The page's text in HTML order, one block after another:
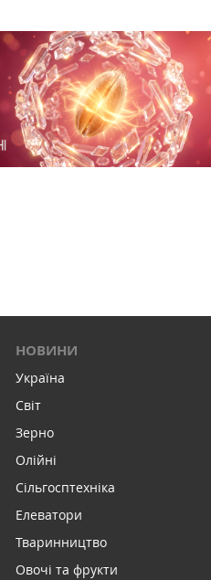
НОВИНИ
Україна
Світ
Зерно
Олійні
Сільгосптехніка
Елеватори
Тваринництво
Овочі та фрукти